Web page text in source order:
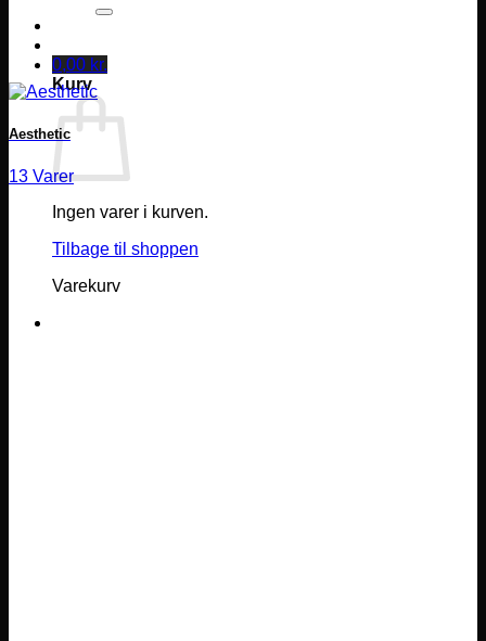
0,00 kr.
Kurv
Ingen varer i kurven.
Tilbage til shoppen
Varekurv
Aesthetic
13 Varer